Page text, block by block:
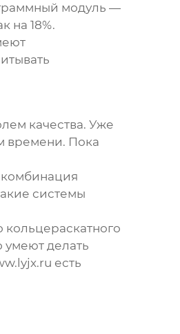
модуль —
на 18%.
качества. Уже
времени. Пока
системы
кольцераскатного
умеют делать
есть